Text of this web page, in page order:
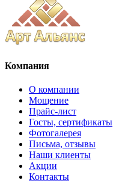
Компания
О компании
Мощение
Прайс-лист
Госты, сертификаты
Фотогалерея
Письма, отзывы
Наши клиенты
Акции
Контакты